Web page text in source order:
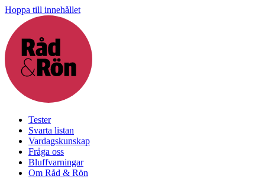
Hoppa till innehållet
Tester
Svarta listan
Vardagskunskap
Fråga oss
Bluffvarningar
Om Råd & Rön